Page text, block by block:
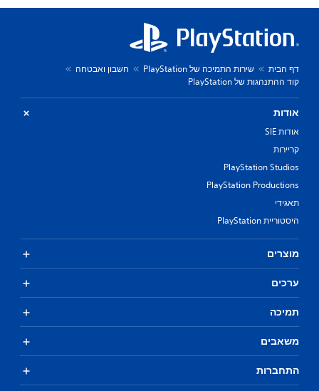
דף הבית שירות התמיכה של PlayStation
חשבון ואבטחה
קוד ההתנהגות של PlayStation
אודות
אודות SIE
קריירות
PlayStation Studios
PlayStation Productions
תאגידי
היסטוריית PlayStation
מוצרים
ערכים
תמיכה
משאבים
התחברות